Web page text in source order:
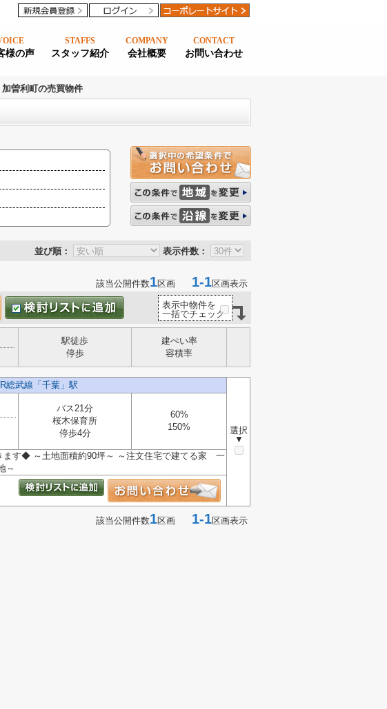
様の声
STAFFS
スタッフ紹介
COMPANY
会社概要
CONTACT
お問い合わせ
加曽利町の売買物件
並び順： 表示件数：
該当公開件数1区画 1-1区画表示
表示中物件を
一括でチェック
駅徒歩
停歩
建ぺい率
容積率
武線「千葉」駅
選択
▼
バス21分
桜木保育所
停歩4分
60%
150%
す◆ ～土地面積約90坪～ ～注文住宅で建てる家 一
～
該当公開件数1区画 1-1区画表示